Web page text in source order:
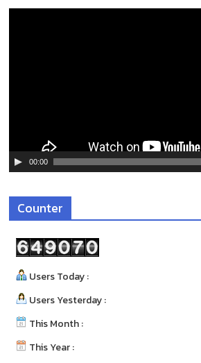
ดี
โ
00:00
Counter
Users Today :
Users Yesterday :
This Month :
This Year :